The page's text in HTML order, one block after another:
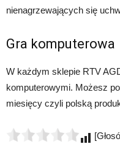
nienagrzewających się
Gra komputerowa
W każdym sklepie RTV
komputerowymi. Możesz
miesięcy czyli polską